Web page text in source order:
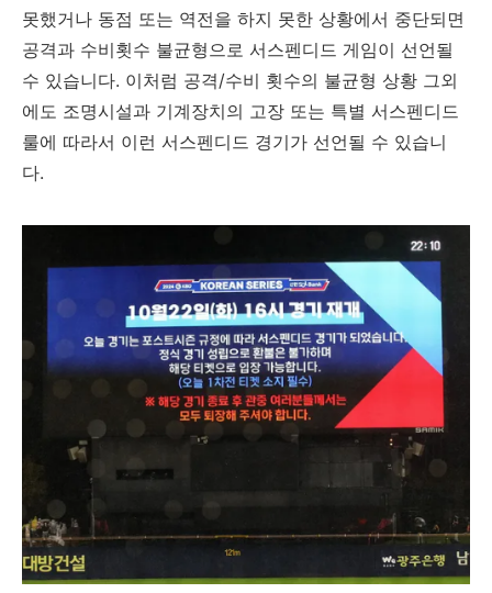
못했거나 동점 또는 역전을 하지 못한 상황에서 중단되면
공격과 수비횟수 불균형으로 서스펜디드 게임이 선언될
수 있습니다. 이처럼 공격/수비 횟수의 불균형 상황 그외
에도 조명시설과 기계장치의 고장 또는 특별 서스펜디드
룰에 따라서 이런 서스펜디드 경기가 선언될 수 있습니
다.